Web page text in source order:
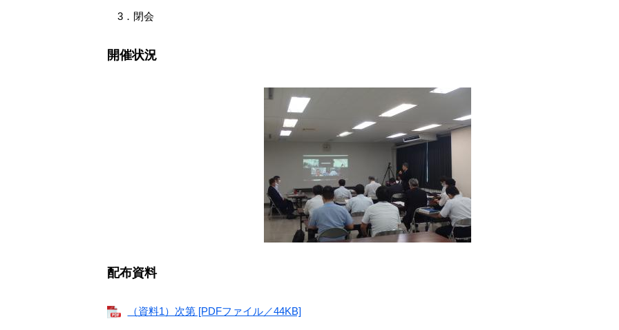
3．閉会
開催状況
配布資料
（資料1）次第 [PDFファイル／44KB]